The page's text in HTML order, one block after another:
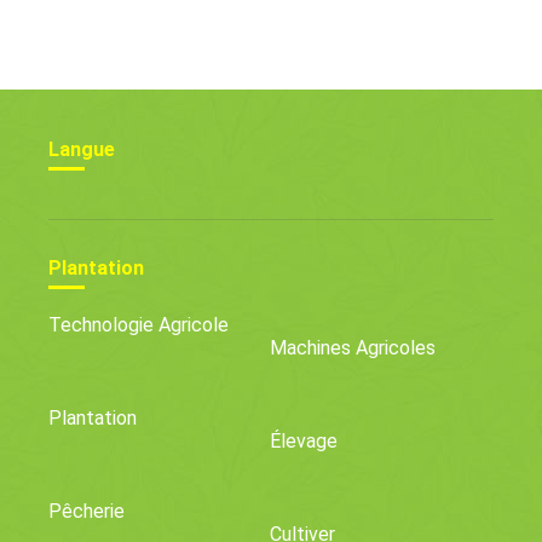
Langue
Plantation
Technologie Agricole
Machines Agricoles
Plantation
Élevage
Pêcherie
Cultiver